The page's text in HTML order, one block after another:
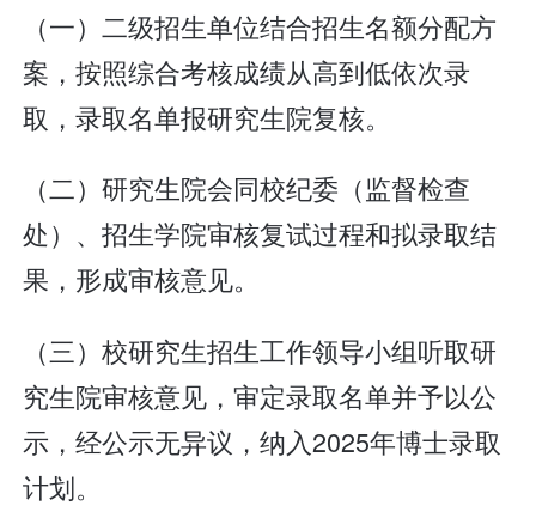
（一）二级招生单位结合招生名额分配方
案，按照综合考核成绩从高到低依次录
取，录取名单报研究生院复核。
（二）研究生院会同校纪委（监督检查
处）、招生学院审核复试过程和拟录取结
果，形成审核意见。
（三）校研究生招生工作领导小组听取研
究生院审核意见，审定录取名单并予以公
示，经公示无异议，纳入2025年博士录取
计划。